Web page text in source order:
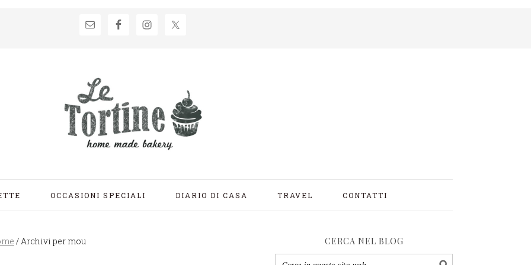
OCCASIONI SPECIALI DIARIO DI CASA TRAVEL CONTATTI
/Archivi per mou CERCA NEL BLOG